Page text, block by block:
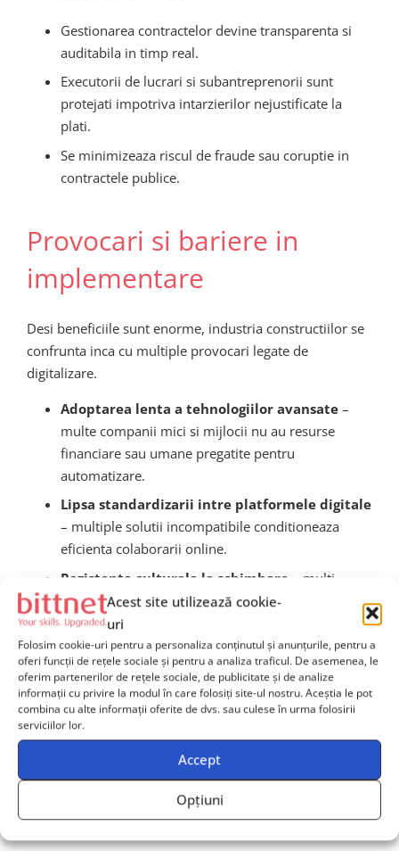
Acest site utilizează cookie-
uri
Folosim cookie-uri pentru a personaliza conținutul și anunțurile, pentru a
oferi funcții de rețele sociale și pentru a analiza traficul. De asemenea, le
oferim partenerilor de rețele sociale, de publicitate și de analize
informații cu privire la modul în care folosiți site-ul nostru. Aceștia le pot
combina cu alte informații oferite de dvs. sau culese în urma folosirii
serviciilor lor.
Accept
Opțiuni
Gestionarea contractelor devine transparenta si
auditabila in timp real.
Executorii de lucrari si subantreprenorii sunt
protejati impotriva intarzierilor nejustificate la
plati.
Se minimizeaza riscul de fraude sau coruptie in
contractele publice.
Provocari si bariere in
implementare
Desi beneficiile sunt enorme, industria constructiilor se
confrunta inca cu multiple provocari legate de
digitalizare.
Adoptarea lenta a tehnologiilor avansate–
multe companii mici si mijlocii nu au resurse
financiare sau umane pregatite pentru
automatizare.
Lipsa standardizarii intre platformele digitale
– multiple solutii incompatibile conditioneaza
eficienta colaborarii online.
Rezistenta culturala la schimbare – multi
profesionisti seniori resping automatizarea,
preferand tehnici clasice.
Costuri de implementare initiale mari–
sistemele BIM, AI sau drone de supraveghere
necesita bugete semnificative.
Un element critic pentru succesul digitalizarii va fi
directionarea unor programe de formare profesionala
concentrate pe noile sisteme digitale integrate —
inclusiv platforme de management al proiectelor cu